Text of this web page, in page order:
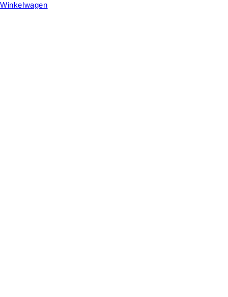
Winkelwagen